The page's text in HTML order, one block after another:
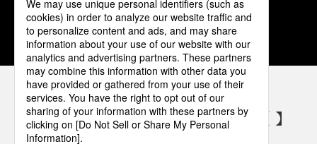
1 2 3 4 5
パナソニックの電気設備 SNSアカウント